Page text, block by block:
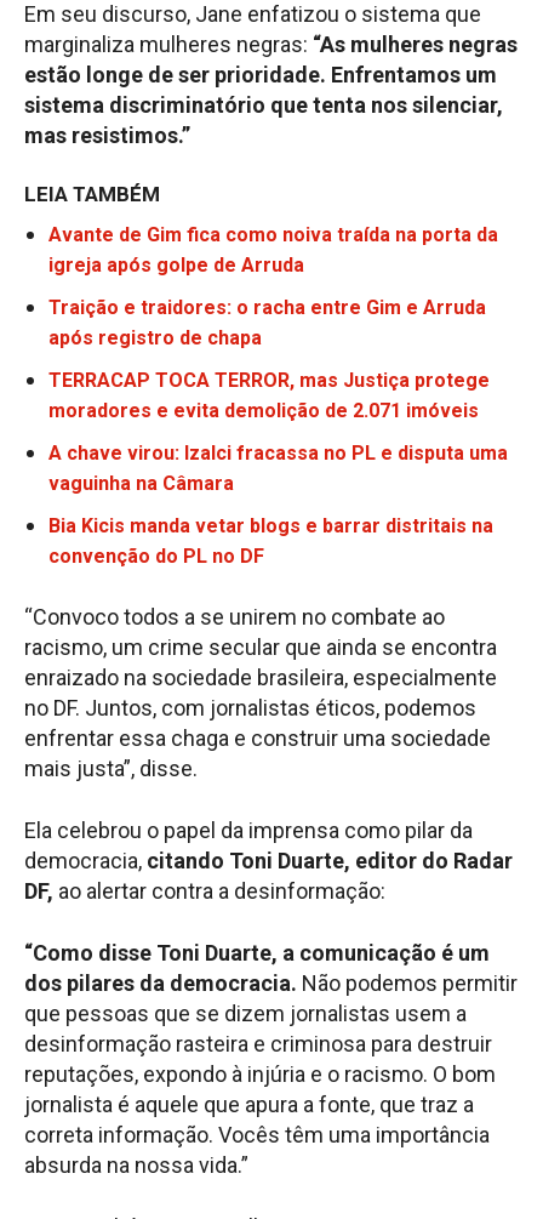
Em seu discurso, Jane enfatizou o sistema que
marginaliza mulheres negras: “As mulheres negras
estão longe de ser prioridade. Enfrentamos um
sistema discriminatório que tenta nos silenciar,
mas resistimos.”
LEIA TAMBÉM
Avante de Gim fica como noiva traída na porta da
igreja após golpe de Arruda
Traição e traidores: o racha entre Gim e Arruda
após registro de chapa
TERRACAP TOCA TERROR, mas Justiça protege
moradores e evita demolição de 2.071 imóveis
A chave virou: Izalci fracassa no PL e disputa uma
vaguinha na Câmara
Bia Kicis manda vetar blogs e barrar distritais na
convenção do PL no DF
“Convoco todos a se unirem no combate ao
racismo, um crime secular que ainda se encontra
enraizado na sociedade brasileira, especialmente
no DF. Juntos, com jornalistas éticos, podemos
enfrentar essa chaga e construir uma sociedade
mais justa”, disse.
Ela celebrou o papel da imprensa como pilar da
democracia, citando Toni Duarte, editor do Radar
DF, ao alertar contra a desinformação:
“Como disse Toni Duarte, a comunicação é um
dos pilares da democracia. Não podemos permitir
que pessoas que se dizem jornalistas usem a
desinformação rasteira e criminosa para destruir
reputações, expondo à injúria e o racismo. O bom
jornalista é aquele que apura a fonte, que traz a
correta informação. Vocês têm uma importância
absurda na nossa vida.”